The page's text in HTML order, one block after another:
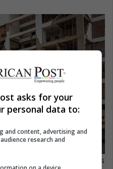
un edificio afectado por los
asks for your
personal data to:
and content, advertising and
research and